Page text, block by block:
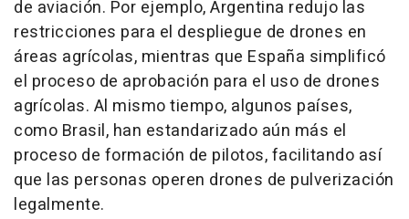
de aviación. Por ejemplo,Argentina redujo las
restricciones para el despliegue de drones en
áreas agrícolas, mientras que España simplificó
el proceso de aprobación para el uso de drones
agrícolas. Al mismo tiempo, algunos países,
como Brasil, han estandarizado aún más el
proceso de formación de pilotos, facilitando así
que las personas operen drones de pulverización
legalmente.